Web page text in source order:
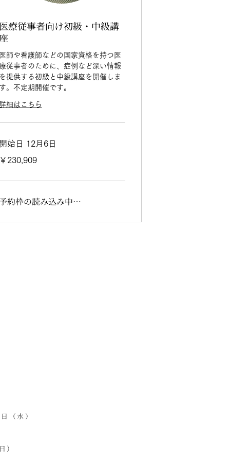
療従事者向け初級・中級講
師や看護師などの国家資格を持つ医
従事者のために、症例など深い情報
提供する初級と中級講座を開催しま
。不定期開催です。
細はこちら
始日 12月6日
230,909
約枠の読み込み中…
（水）
）